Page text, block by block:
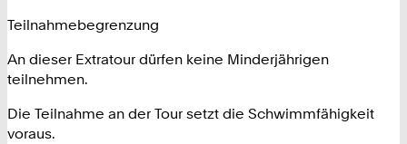
Teilnahmebegrenzung
An dieser Extratour dürfen keine Minderjährigen
teilnehmen.
Die Teilnahme an der Tour setzt die Schwimmfähigkeit
voraus.